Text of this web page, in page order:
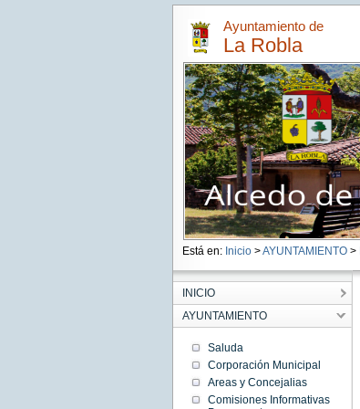
Ayuntamiento de
La Robla
Está en: Inicio >AYUNTAMIENTO>
INICIO
AYUNTAMIENTO
Saluda
Corporación Municipal
Areas y Concejalias
Comisiones Informativas